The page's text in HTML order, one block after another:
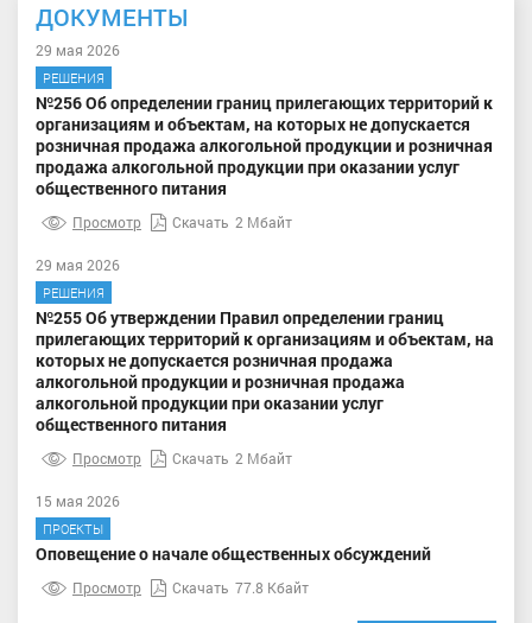
ДОКУМЕНТЫ
29 мая 2026
РЕШЕНИЯ
№256 Об определении границ прилегающих территорий к
организациям и объектам, на которых не допускается
розничная продажа алкогольной продукции и розничная
продажа алкогольной продукции при оказании услуг
общественного питания
Просмотр Скачать 2 Мбайт
29 мая 2026
РЕШЕНИЯ
№255 Об утверждении Правил определении границ
прилегающих территорий к организациям и объектам, на
которых не допускается розничная продажа
алкогольной продукции и розничная продажа
алкогольной продукции при оказании услуг
общественного питания
Просмотр Скачать 2 Мбайт
15 мая 2026
ПРОЕКТЫ
Оповещение о начале общественных обсуждений
Просмотр Скачать 77.8 Кбайт